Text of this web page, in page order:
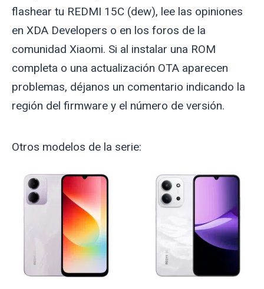
flashear tu REDMI 15C (dew), lee las opiniones
en XDA Developers o en los foros de la
comunidad Xiaomi. Si al instalar una ROM
completa o una actualización OTA aparecen
problemas, déjanos un comentario indicando la
región del firmware y el número de versión.
Otros modelos de la serie: